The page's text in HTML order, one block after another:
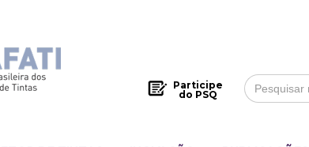
Participe
do PSQ
Search
for: